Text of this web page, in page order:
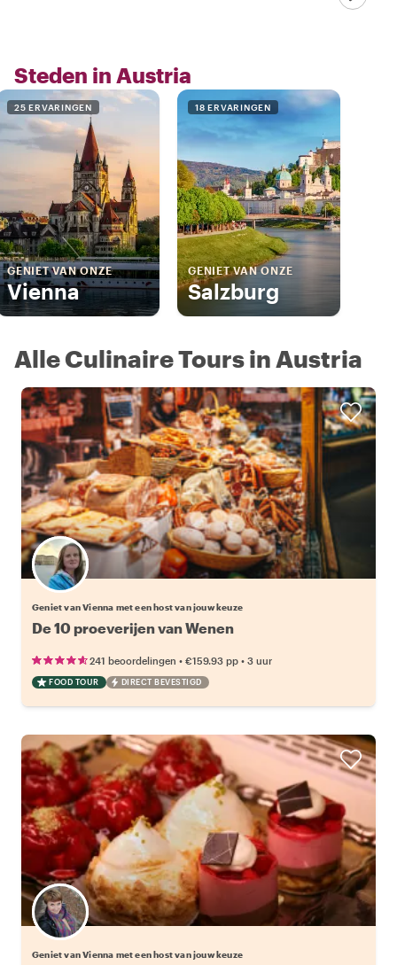
Steden in Austria
25 ERVARINGEN
GENIET VAN ONZE
Vienna
18 ERVARINGEN
GENIET VAN ONZE
Salzburg
Alle Culinaire Tours in Austria
Kies jouw favoriete local
Geniet van Vienna met een host van jouw keuze
De 10 proeverijen van Wenen
241 beoordelingen • €159.93 pp • 3 uur
FOOD TOUR DIRECT BEVESTIGD
Kies jouw favoriete local
Geniet van Vienna met een host van jouw keuze